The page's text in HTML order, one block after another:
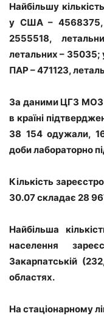
Найбільшу
у США – 4568375,
2555518,
летальних –
ПАР – 471123,
За даними ЦГЗ МОЗ
в країні
38 154 одужали,
доби лабораторно
Кількість
30.07 складає 28
Найбільша
населення
Закарпатській
областях.
На стаціонарному